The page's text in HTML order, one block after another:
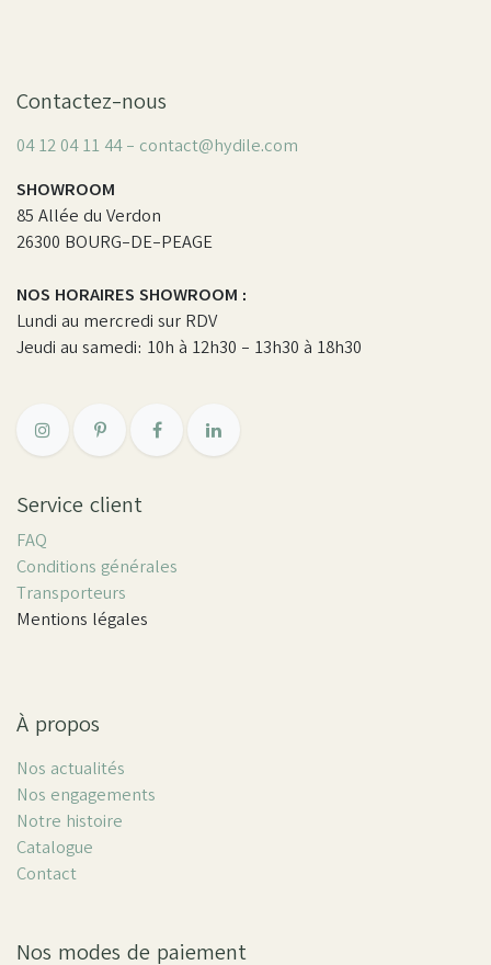
Contactez-nous
04 12 04 11 44 - contact@hydile.com
SHOWROOM
85 Allée du Verdon
26300 BOURG-DE-PEAGE
NOS HORAIRES SHOWROOM :
Lundi au mercredi sur RDV
Jeudi au samedi: 10h à 12h30 - 13h30 à 18h30
Service client
FAQ
Conditions générales
Transporteurs
Mentions légales
À propos
Nos actualités
Nos engagements
Notre histoire
Catalogue
Contact
Nos modes de paiement